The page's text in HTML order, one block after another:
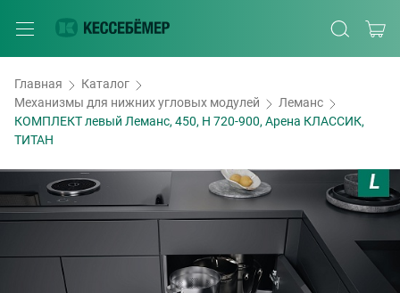
Главная
Каталог
Механизмы для нижних угловых модулей
Леманс
КОМПЛЕКТ левый Леманс, 450, H 720-900, Арена КЛАССИК,
ТИТАН